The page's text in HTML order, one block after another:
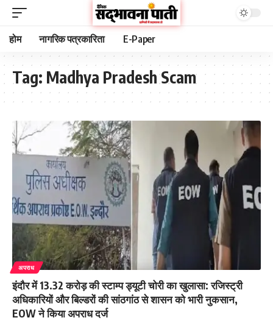
होम नागरिक पत्रकारिता E-Paper
Tag: Madhya Pradesh Scam
अपराध
इंदौर में 13.32 करोड़ की स्टाम्प ड्यूटी चोरी का खुलासा: रजिस्ट्री
अधिकारियों और बिल्डरों की सांठगांठ से शासन को भारी नुकसान,
EOW ने किया अपराध दर्ज